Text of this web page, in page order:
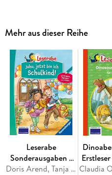
Empfohlen von Stiftung Lesen,
Mehr aus dieser Reihe
Leserabe
Sonderausgaben -
Juhu, jetzt bin ichDoris Arend, Tanja Bürgermeister, Anja Kiel, Henriette Wich
1.